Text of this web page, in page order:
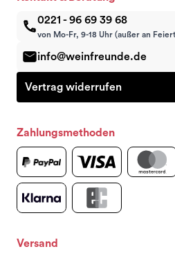
0221 - 96 69 39 68
von Mo-Fr, 9-18 Uhr (außer an
info@weinfreunde.de
Vertrag widerrufen
Zahlungsmethoden
Versand